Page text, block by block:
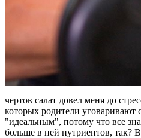
чертов салат довел меня до
которых родители уговаривают
"идеальным", потому что все
больше в ней нутриентов, так?